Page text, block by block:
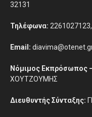
32131
Τηλέφωνα:
Email:
Νόμιμος Εκπρόσωπος
ΧΟΥΤΖΟΥΜΗΣ
Διευθυντής Σύνταξης: